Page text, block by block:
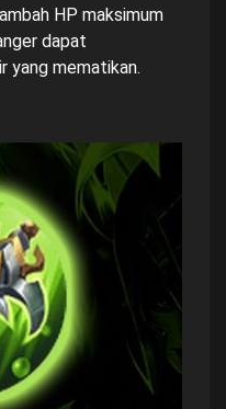
HP maksimum
dapat
yang mematikan.